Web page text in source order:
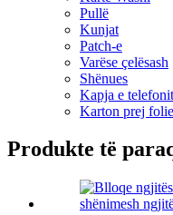
Pullë
Kunjat
Patch-e
Varëse çelësash
Shënues
Kapja e telefonit
Karton prej
Produkte të